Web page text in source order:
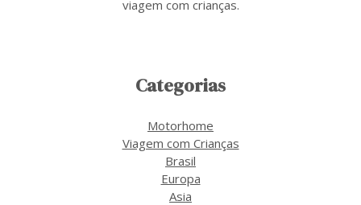
viagem com crianças.
Categorias
Motorhome
Viagem com Crianças
Brasil
Europa
Asia